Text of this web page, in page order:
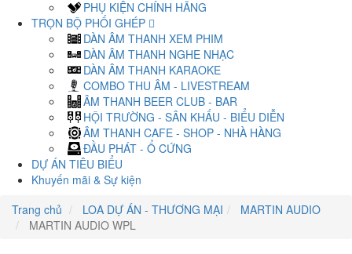
PHỤ KIỆN CHÍNH HÃNG
TRỌN BỘ PHỐI GHÉP
DÀN ÂM THANH XEM PHIM
DÀN ÂM THANH NGHE NHẠC
DÀN ÂM THANH KARAOKE
COMBO THU ÂM - LIVESTREAM
ÂM THANH BEER CLUB - BAR
HỘI TRƯỜNG - SÂN KHẤU - BIỂU DIỄN
ÂM THANH CAFE - SHOP - NHÀ HÀNG
ĐẦU PHÁT - Ổ CỨNG
DỰ ÁN TIÊU BIỂU
Khuyến mãi & Sự kiện
Trang chủ
LOA DỰ ÁN - THƯƠNG MẠI
MARTIN AUDIO
MARTIN AUDIO WPL